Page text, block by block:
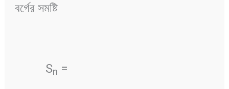
বর্গের সমষ্টি
Sn =